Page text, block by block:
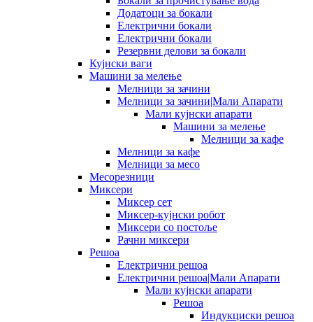
Додатоци за бокали
Електрични бокали
Електрични бокали
Резервни делови за бокали
Кујнски ваги
Машини за мелење
Мелници за зачини
Мелници за зачини|Мали Апарати
Мали кујнски апарати
Машини за мелење
Мелници за кафе
Мелници за кафе
Мелници за месо
Месорезници
Миксери
Миксер сет
Миксер-кујнски робот
Миксери со постоље
Рачни миксери
Решоа
Електрични решоа
Електрични решоа|Мали Апарати
Мали кујнски апарати
Решоа
Индукциски решоа